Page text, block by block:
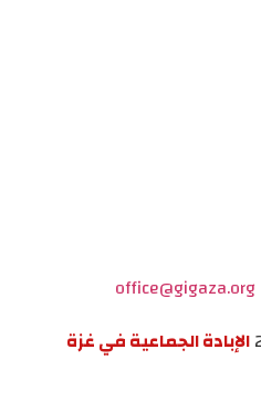
office@gigaza.org
الإبادة الجماعية في غزة